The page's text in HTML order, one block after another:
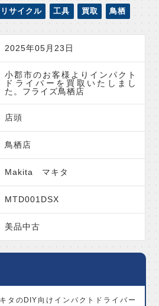
リサイクル 工具 買取 鳥栖
2025年05月23日
小郡市のお客様よりインパクト
ドライバーを買取いたしまし
た。フライズ鳥栖店
店頭
鳥栖店
Makita マキタ
MTD001DSX
美品中古
タのDIY向けインパクトドライバー